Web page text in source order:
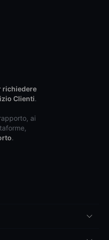
richiedere
Clienti.
ai
.